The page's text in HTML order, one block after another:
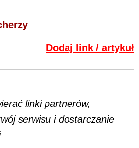
Dodaj link / artykuł
linki partnerów,
serwisu i dostarczanie